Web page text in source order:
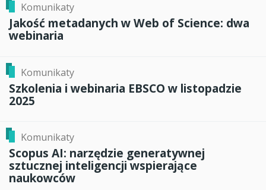
Komunikaty
Jakość metadanych w Web of Science: dwa
webinaria
Komunikaty
Szkolenia i webinaria EBSCO w listopadzie
2025
Komunikaty
Scopus AI: narzędzie generatywnej
sztucznej inteligencji wspierające
naukowców